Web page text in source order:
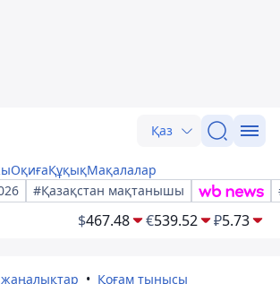
Қаз
ОқиғаҚұқықМақалалар
#Қазақстан мақтанышы
$467.48 €539.52 ₽5.73
Қоғам тынысы